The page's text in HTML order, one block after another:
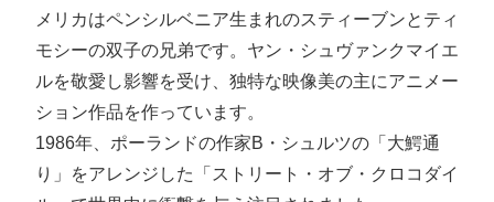
メリカはペンシルベニア生まれのスティーブンとティ
モシーの双子の兄弟です。ヤン・シュヴァンクマイエ
ルを敬愛し影響を受け、独特な映像美の主にアニメー
ション作品を作っています。
1986年、ポーランドの作家B・シュルツの「大鰐通
り」をアレンジした「ストリート・オブ・クロコダイ